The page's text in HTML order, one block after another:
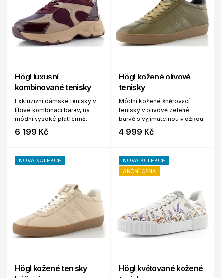
Högl luxusní
kombinované tenisky
Exkluzivní dámské tenisky v
líbivé kombinaci barev, na
módní vysoké platformě.
6 199 Kč
Högl kožené olivové
tenisky
Módní kožené šněrovací
tenisky v olivově zelené
barvě s vyjímatelnou vložkou.
4 999 Kč
NOVÁ KOLEKCE
Högl kožené tenisky
NOVÁ KOLEKCE
AKČNÍ CENA
Högl květované kožené